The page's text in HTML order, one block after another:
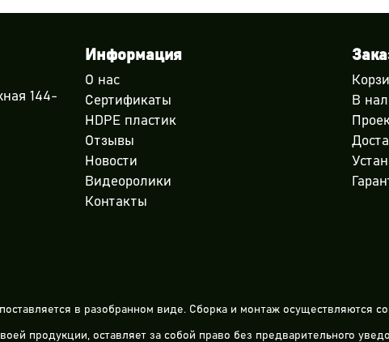
144-
Информация
О нас
Сертификаты
HDPE пластик
Отзывы
Новости
Видеоролики
Контакты
В
в разобранном виде. Сборка и монтаж осуществляются
продукции, оставляет за собой право без предварительного